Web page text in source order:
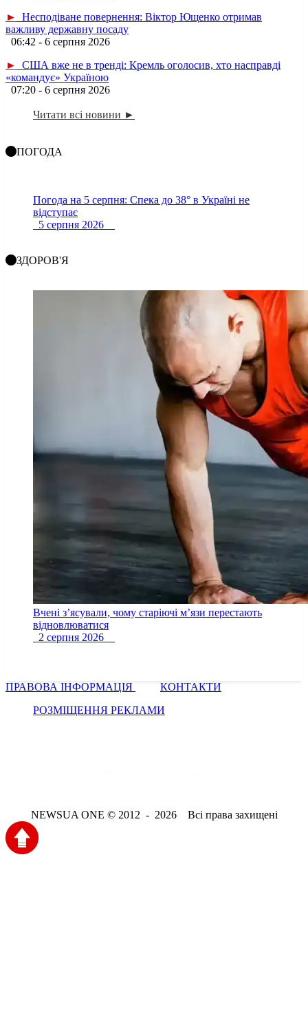
►
Несподіване повернення: Віктор Ющенко отримав
важливу державну посаду
06:42 - 6 серпня 2026
►
США вже не в тренді: Кремль оголосив, хто насправді
«командує» Україною
07:20 - 6 серпня 2026
Читати всі новини ►
ПОГОДА
Погода на 5 серпня: Спека до 38° в Україні не
відступає
5 серпня 2026
ЗДОРОВ'Я
Вчені з’ясували, чому старіючі м’язи перестають
відновлюватися
2 серпня 2026
ПРАВОВА ІНФОРМАЦІЯ
КОНТАКТИ
РОЗМІЩЕННЯ РЕКЛАМИ
NEWSUA ONE © 2012 - 2026 Всі права захищені